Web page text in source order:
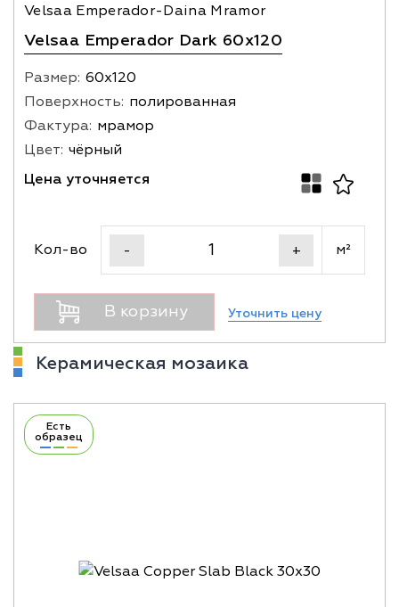
Velsaa Emperador-Daina Mramor
Velsaa Emperador Dark 60x120
Размер: 60х120
Поверхность: полированная
Фактура: мрамор
Цвет: чёрный
Цена уточняется
Кол-во - + м²
В корзину Уточнить цену
Керамическая мозаика
Есть
образец